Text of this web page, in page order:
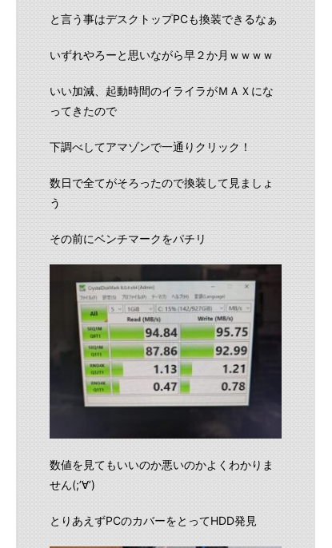
と言う事はデスクトップPCも換装できるなぁ
いずれやろーと思いながら早２か月ｗｗｗｗ
いい加減、起動時間のイライラがＭＡＸにな
ってきたので
下調べしてアマゾンで一通りクリック！
数日で全てがそろったので換装して見ましょ
う
その前にベンチマークをパチリ
数値を見てもいいのか悪いのかよくわかりま
せん(;’∀’)
とりあえずPCのカバーをとってHDD発見